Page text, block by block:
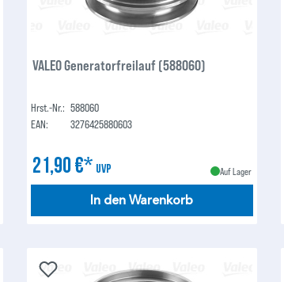
VALEO Generatorfreilauf (588060)
Hrst.-Nr.: 588060
EAN:
3276425880603
21,90 €* UVP Auf Lager
In den Warenkorb